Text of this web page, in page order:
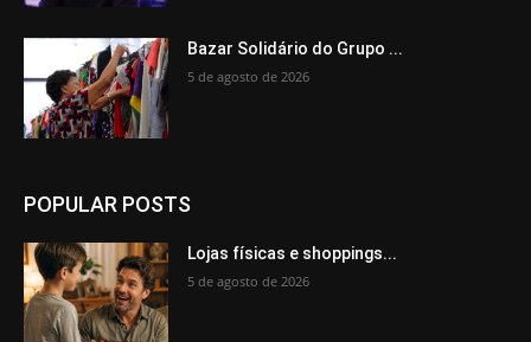
Bazar Solidário do Grupo ...
5 de agosto de 2026
POPULAR POSTS
Lojas físicas e shoppings...
5 de agosto de 2026